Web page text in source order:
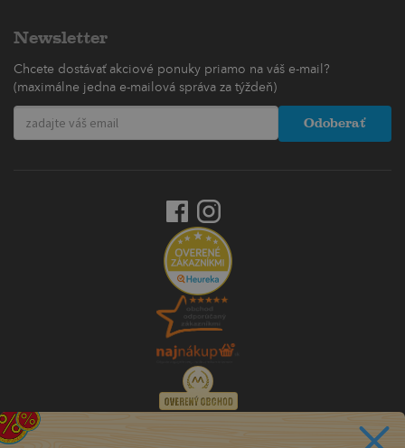
Newsletter
Chcete dostávať akciové ponuky priamo na váš e-mail?
(maximálne jedna e-mailová správa za týždeň)
Odoberať